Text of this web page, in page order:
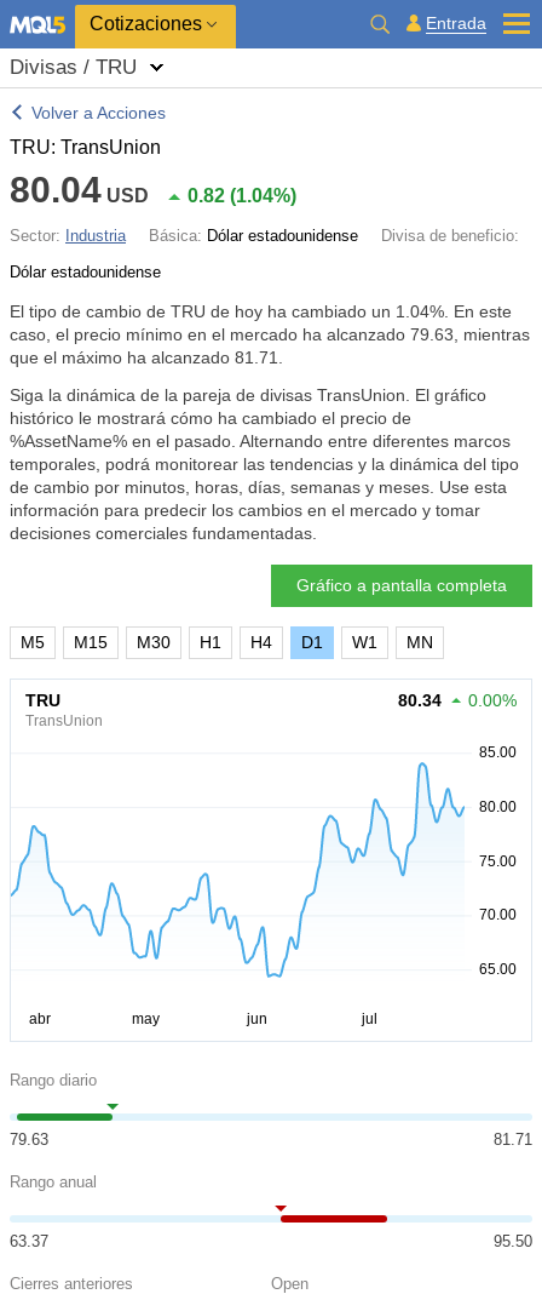
Cotizaciones Entrada
Divisas / TRU
Volver a Acciones
TRU: TransUnion
80.04 USD 0.82 (1.04%)
Sector: Industria Básica: Dólar estadounidense
Divisa de beneficio:
Dólar estadounidense
El tipo de cambio de TRU de hoy ha cambiado un 1.04% . En este
caso, el precio mínimo en el mercado ha alcanzado 79.63, mientras
que el máximo ha alcanzado 81.71.
Siga la dinámica de la pareja de divisas TransUnion. El gráfico
histórico le mostrará cómo ha cambiado el precio de
%AssetName% en el pasado. Alternando entre diferentes marcos
temporales, podrá monitorear las tendencias y la dinámica del tipo
de cambio por minutos, horas, días, semanas y meses. Use esta
información para predecir los cambios en el mercado y tomar
decisiones comerciales fundamentadas.
Gráfico a pantalla completa
M5 M15 M30 H1 H4 D1 W1 MN
TRU
TransUnion
80.34 0.00%
Rango diario
79.63 81.71
Rango anual
63.37 95.50
Cierres anteriores Open